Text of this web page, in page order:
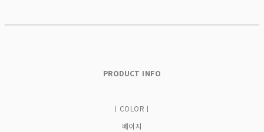
PRODUCT INFO
ㅣCOLORㅣ
베이지